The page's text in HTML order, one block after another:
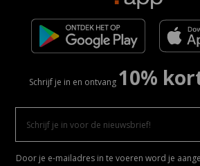
Schrijf je in en ontvang 10%
Door je e-mailadres in te voeren word je